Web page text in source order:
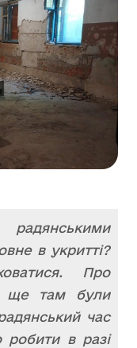
в укритті?
Про
ще там були
час
робити в разі